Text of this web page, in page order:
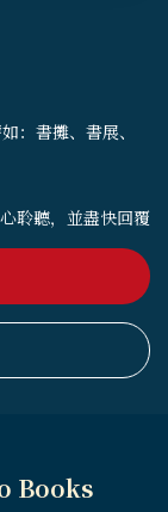
：書攤、書展、
聆聽，並盡快回覆
Books